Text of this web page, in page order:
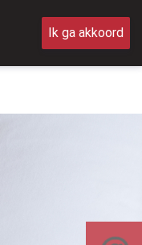
Ik ga akkoord